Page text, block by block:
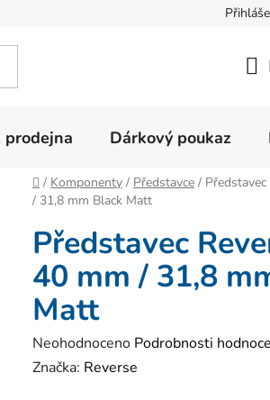
prodejna Dárkový poukaz
Domů
/ Komponenty / Představce /
/ 31,8 mm Black Matt
Představec
40 mm / 31,8
Matt
Průměrné
hodnocení
Neohodnoceno Podrobnosti
Značka: Reverse